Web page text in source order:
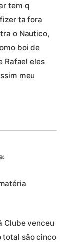
tem q
ta fora
o Nautico,
boi de
Rafael eles
meu
Clube venceu
total são cinco